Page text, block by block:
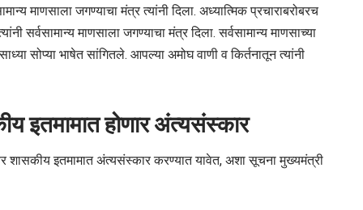
माणसाला जगण्याचा मंत्र त्यांनी दिला. अध्यात्मिक प्रचाराबरोबरच
सर्वसामान्य माणसाला जगण्याचा मंत्र दिला. सर्वसामान्य माणसाच्या
सोप्या भाषेत सांगितले. आपल्या अमोघ वाणी व किर्तनातून त्यांनी
इतमामात होणार अंत्यसंस्कार
शासकीय इतमामात अंत्यसंस्कार करण्यात यावेत, अशा सूचना मुख्यमंत्री